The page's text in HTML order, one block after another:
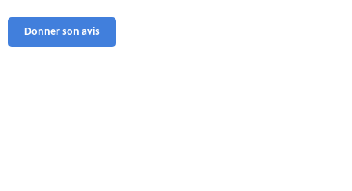
Donner son avis